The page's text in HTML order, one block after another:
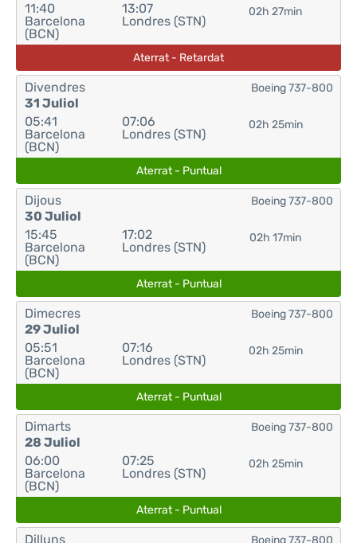
11:40
Barcelona
(BCN)
13:07
Londres (STN)
02h 27min
Aterrat - Retardat
Divendres
31 Juliol
05:41
Barcelona
(BCN)
07:06
Londres (STN)
02h 25min
Boeing 737-800
Aterrat - Puntual
Dijous
30 Juliol
15:45
Barcelona
(BCN)
17:02
Londres (STN)
02h 17min
Boeing 737-800
Aterrat - Puntual
Dimecres
29 Juliol
05:51
Barcelona
(BCN)
07:16
Londres (STN)
02h 25min
Boeing 737-800
Aterrat - Puntual
Dimarts
28 Juliol
06:00
Barcelona
(BCN)
07:25
Londres (STN)
02h 25min
Boeing 737-800
Aterrat - Puntual
Dilluns
Boeing 737-800